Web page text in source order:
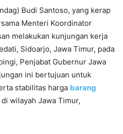
Budi Santoso, yang kerap
Menteri Koordinator
melakukan kunjungan kerja
Sidoarjo, Jawa Timur, pada
Penjabat Gubernur Jawa
ini bertujuan untuk
stabilitas harga barang
wilayah Jawa Timur,